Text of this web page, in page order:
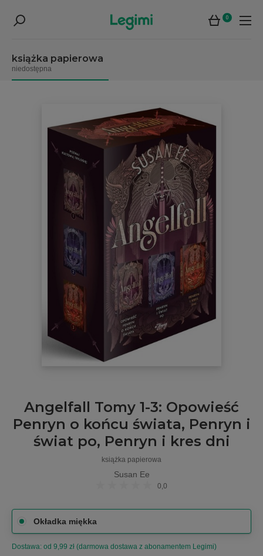
0
książka papierowa
niedostępna
Angelfall Tomy 1-3: Opowieść
Penryn o końcu świata, Penryn i
świat po, Penryn i kres dni
książka papierowa
Susan Ee
0,0
Okładka miękka
Dostawa: od 9,99 zł (darmowa dostawa z abonamentem Legimi)